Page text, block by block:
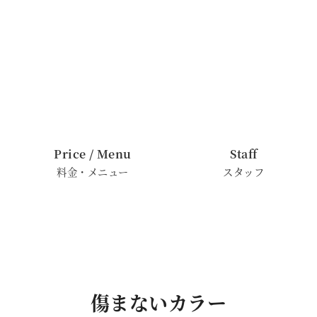
Price / Menu
料金・メニュー
Staff
スタッフ
傷まないカラー